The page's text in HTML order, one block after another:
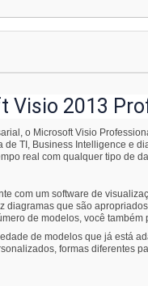
Visio 2013
o Microsoft Visio
TI, Business Intelligence e
real com qualquer tipo de
com um software de
que são
de modelos, você
de modelos que já está
formas diferentes